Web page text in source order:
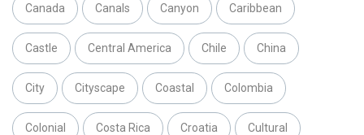
Canada Canals Canyon Caribbean
Castle Central America Chile China
City Cityscape Coastal Colombia
Colonial Costa Rica Croatia Cultural